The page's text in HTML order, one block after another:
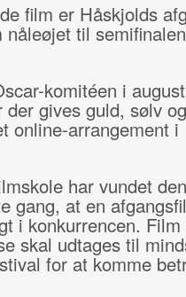
film er Håskjolds
til
komitéen i
gives guld, sølv
online-arrangement i
har vundet
gang, at en
i konkurrencen.
skal udtages til
for at komme